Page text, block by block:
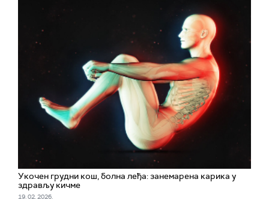
Укочен грудни кош, болна леђа: занемарена карика у
здрављу кичме
19. 02. 2026.